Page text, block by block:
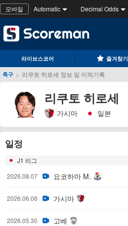
모바일 Automatic Decimal Odds
라이브스코어 즐겨찾기
축구 > 리쿠토 히로세 정보 및 이적기록
리쿠토 히로세
가시마 일본
일정
J1 리그
2026.08.07
요코하마 M.
2026.06.06 가시마
2026.05.30 고베